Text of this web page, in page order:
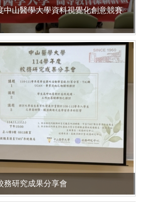
中山醫學大學資料視覺化創意競賽
務研究成果分享會